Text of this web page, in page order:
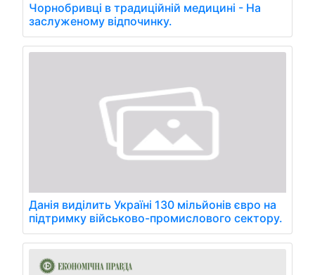
Чорнобривці в традиційній медицині - На
заслуженому відпочинку.
Данія виділить Україні 130 мільйонів євро на
підтримку військово-промислового сектору.